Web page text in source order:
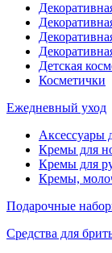
Детская
Косметички
Ежедневный уход
Аксессуары
Кремы для
Кремы для
Кремы,
Подарочные
Средства для